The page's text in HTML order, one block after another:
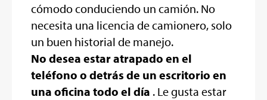
cómodo conduciendo un camión. No
necesita una licencia de camionero, solo
un buen historial de manejo.
No desea estar atrapado en el
teléfono o detrás de un escritorio en
una oficina todo el día . Le gusta estar